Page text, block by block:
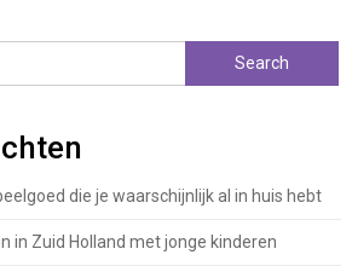
die je waarschijnlijk al in huis hebt
in Zuid Holland met jonge kinderen